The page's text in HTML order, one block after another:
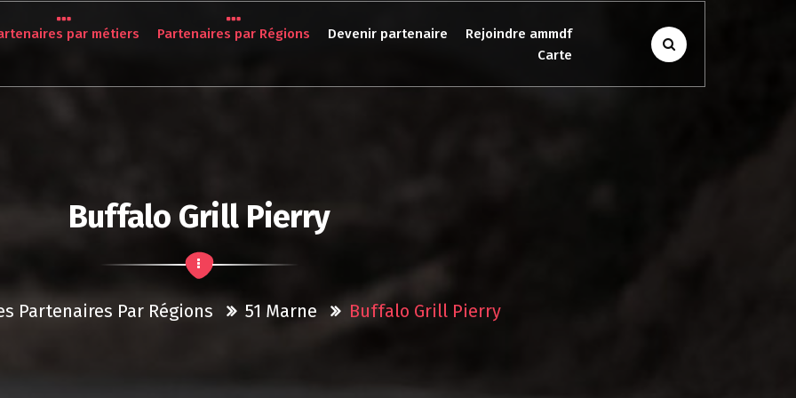
par métiers Partenaires par Régions Devenir partenaire
Rejoindre ammdf
Carte
Buffalo Grill Pierry
Partenaires Par Régions 51 Marne Buffalo Grill Pierry